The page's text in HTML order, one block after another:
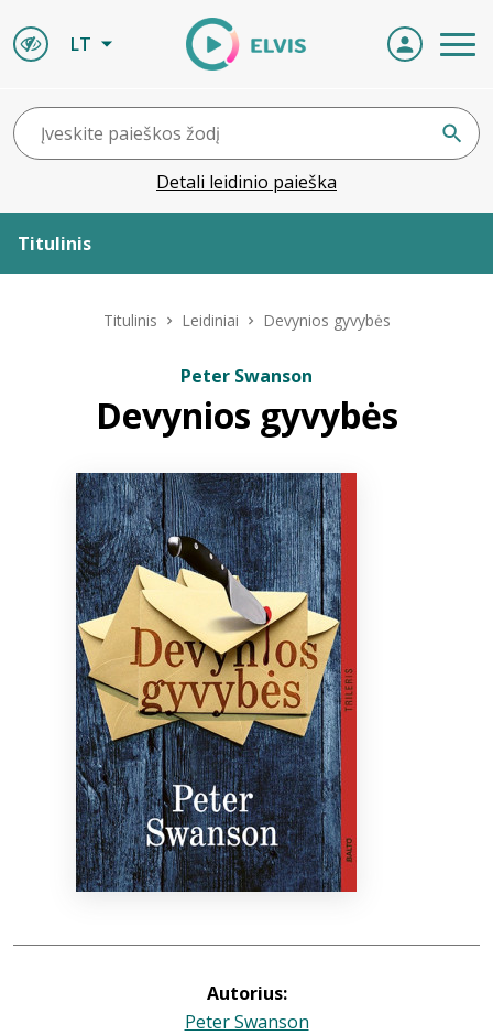
LT
Detali leidinio paieška
Titulinis
ELVIS atvyksta
Naujienos
Bibliotekoms
+370 667 80 541
Titulinis Leidiniai Devynios gyvybės
Peter Swanson
Devynios gyvybės
Autorius:
Peter Swanson